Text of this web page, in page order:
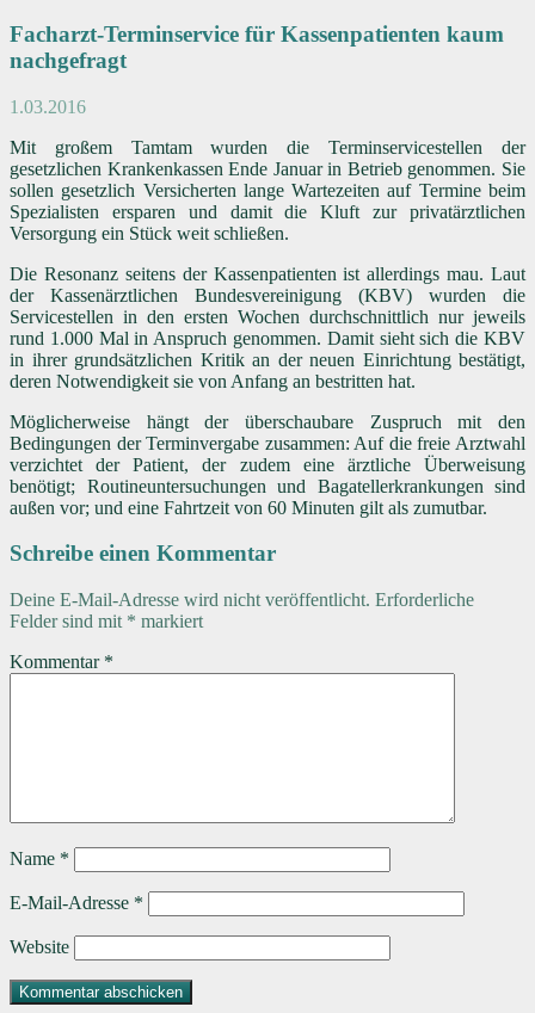
Facharzt-Terminservice für Kassenpatienten kaum
nachgefragt
1.03.2016
Mit großem Tamtam wurden die Terminservicestellen der
gesetzlichen Krankenkassen Ende Januar in Betrieb genommen. Sie
sollen gesetzlich Versicherten lange Wartezeiten auf Termine beim
Spezialisten ersparen und damit die Kluft zur privatärztlichen
Versorgung ein Stück weit schließen.
Die Resonanz seitens der Kassenpatienten ist allerdings mau. Laut
der Kassenärztlichen Bundesvereinigung (KBV) wurden die
Servicestellen in den ersten Wochen durchschnittlich nur jeweils
rund 1.000 Mal in Anspruch genommen. Damit sieht sich die KBV
in ihrer grundsätzlichen Kritik an der neuen Einrichtung bestätigt,
deren Notwendigkeit sie von Anfang an bestritten hat.
Möglicherweise hängt der überschaubare Zuspruch mit den
Bedingungen der Terminvergabe zusammen: Auf die freie Arztwahl
verzichtet der Patient, der zudem eine ärztliche Überweisung
benötigt; Routineuntersuchungen und Bagatellerkrankungen sind
außen vor; und eine Fahrtzeit von 60 Minuten gilt als zumutbar.
Schreibe einen Kommentar
Deine E-Mail-Adresse wird nicht veröffentlicht. Erforderliche
Felder sind mit * markiert
Kommentar *
Name *
E-Mail-Adresse *
Website